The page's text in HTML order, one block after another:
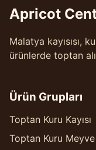
Apricot
Malatya kayısısı,
ürünlerde toptan
Ürün Grupları
Toptan Kuru Kayısı
Toptan Kuru Meyve